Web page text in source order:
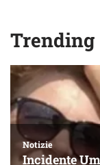
Trending